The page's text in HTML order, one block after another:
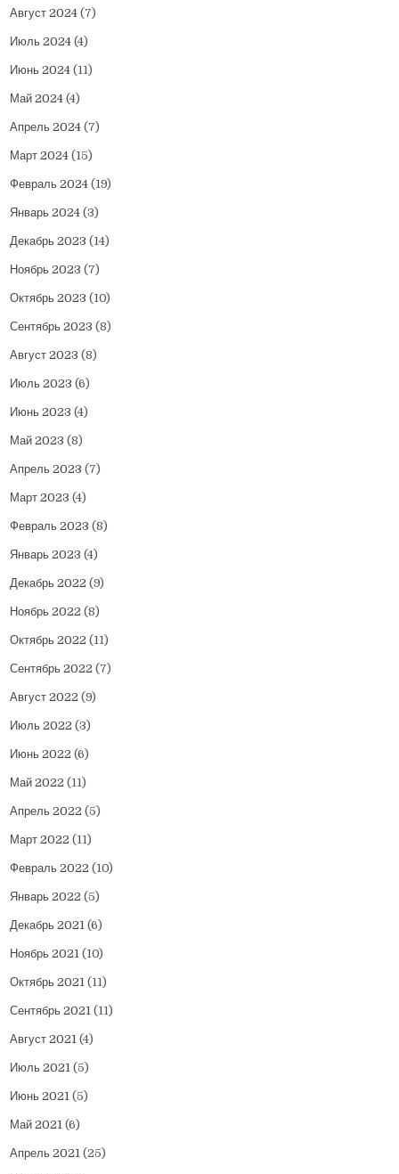
Август 2024 (7)
Июль 2024 (4)
Июнь 2024 (11)
Май 2024 (4)
Апрель 2024 (7)
Март 2024 (15)
Февраль 2024 (19)
Январь 2024 (3)
Декабрь 2023 (14)
Ноябрь 2023 (7)
Октябрь 2023 (10)
Сентябрь 2023 (8)
Август 2023 (8)
Июль 2023 (6)
Июнь 2023 (4)
Май 2023 (8)
Апрель 2023 (7)
Март 2023 (4)
Февраль 2023 (8)
Январь 2023 (4)
Декабрь 2022 (9)
Ноябрь 2022 (8)
Октябрь 2022 (11)
Сентябрь 2022 (7)
Август 2022 (9)
Июль 2022 (3)
Июнь 2022 (6)
Май 2022 (11)
Апрель 2022 (5)
Март 2022 (11)
Февраль 2022 (10)
Январь 2022 (5)
Декабрь 2021 (6)
Ноябрь 2021 (10)
Октябрь 2021 (11)
Сентябрь 2021 (11)
Август 2021 (4)
Июль 2021 (5)
Июнь 2021 (5)
Май 2021 (6)
Апрель 2021 (25)